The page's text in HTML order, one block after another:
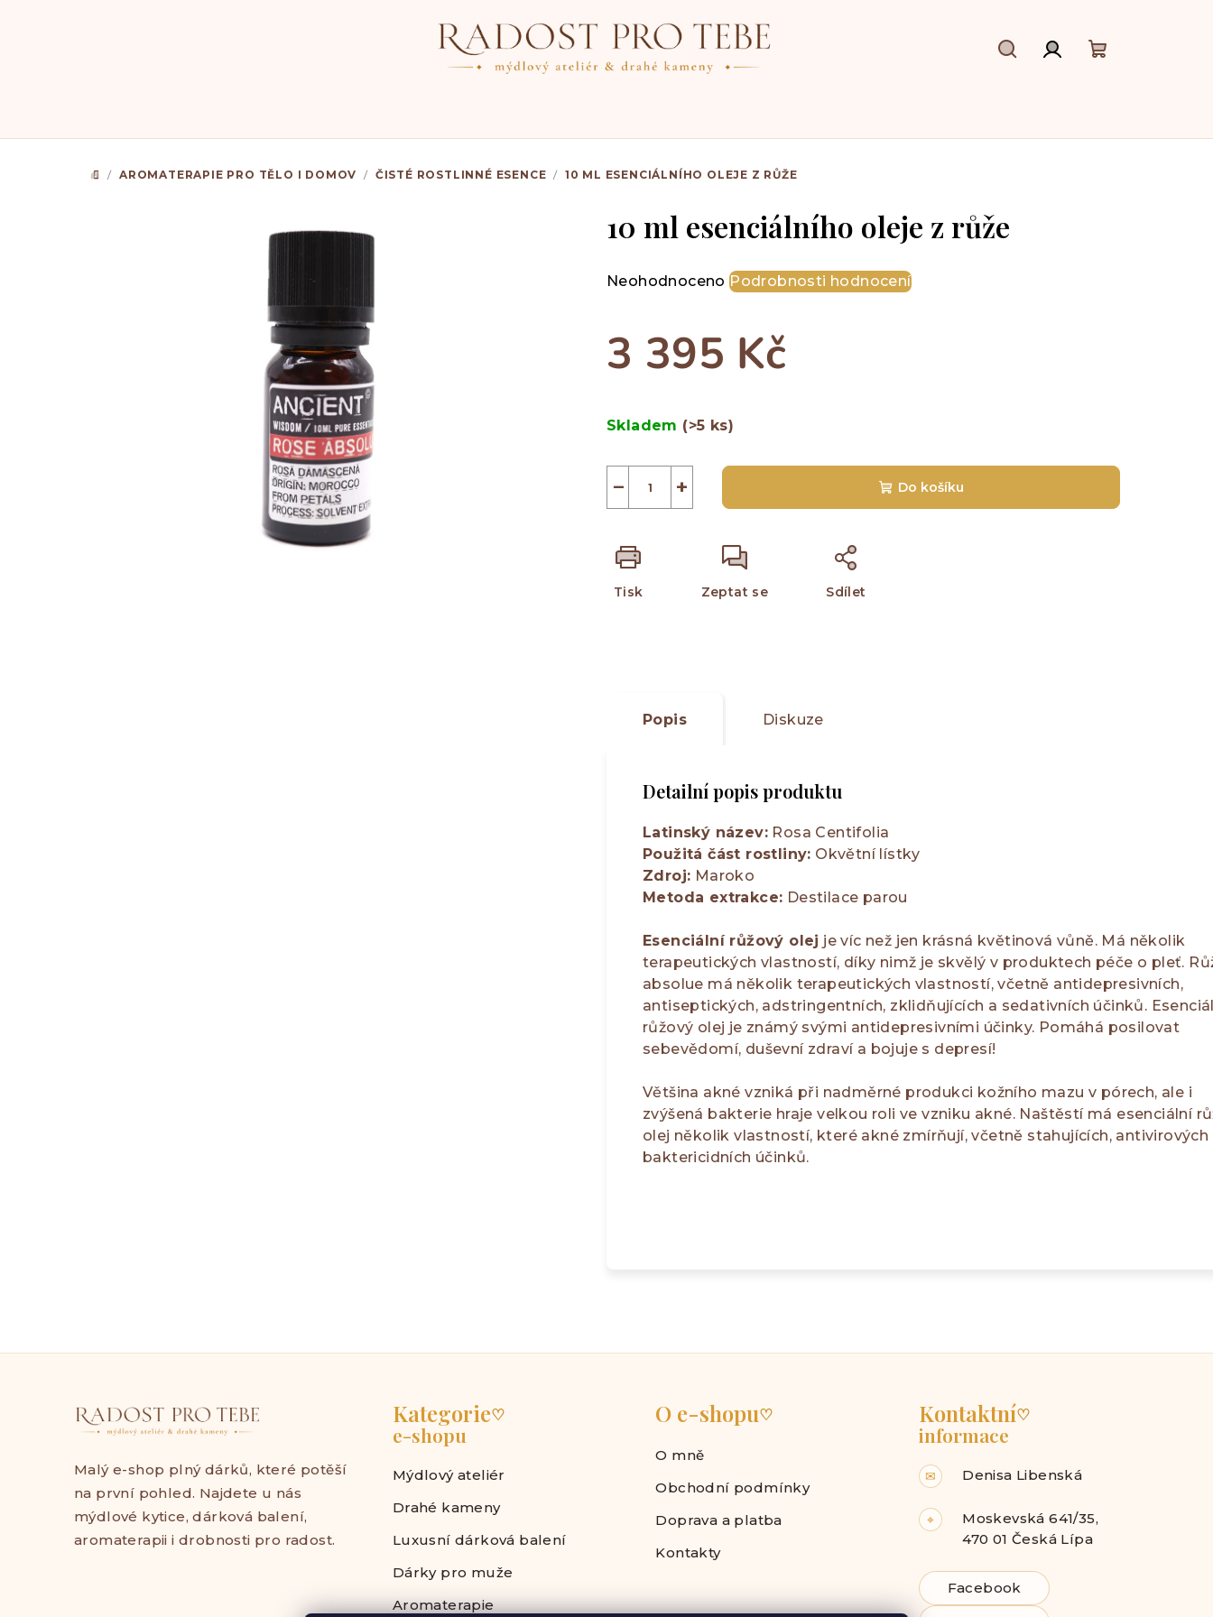
DOMŮ
/ AROMATERAPIE PRO TĚLO I DOMOV / ČISTÉ ROSTLINNÉ ESENCE / 10 ML ESENCIÁLNÍHO OLEJE Z RŮŽE
10 ml esenciálního oleje z růže
Průměrné
je
0,0
hvězdiček.
Neohodnoceno Podrobnosti hodnocení
3 395 Kč
cena:
Skladem (>5 ks)
+
− Do košíku
Tisk Zeptat se Sdílet
Popis Diskuze
Detailní popis produktu
Latinský název: Rosa Centifolia
Použitá část rostliny: Okvětní lístky
Zdroj: Maroko
Metoda extrakce: Destilace parou
Esenciální růžový olej je víc než jen krásná květinová vůně. Má několik
terapeutických vlastností, díky nimž je skvělý v produktech péče o pleť.
absolue má několik terapeutických vlastností, včetně antidepresivních,
antiseptických, adstringentních, zklidňujících a sedativních účinků.
růžový olej je známý svými antidepresivními účinky. Pomáhá posilovat
sebevědomí, duševní zdraví a bojuje s depresí!
Většina akné vzniká při nadměrné produkci kožního mazu v pórech, ale i
zvýšená bakterie hraje velkou roli ve vzniku akné. Naštěstí má esenciální
olej několik vlastností, které akné zmírňují, včetně stahujících, antivirových
baktericidních účinků.
Malý e-shop plný dárků, které potěší
na první pohled. Najdete u nás
mýdlové kytice, dárková balení,
aromaterapii i drobnosti pro radost.
Kategorie♡
e-shopu
Mýdlový ateliér
Drahé kameny
Luxusní dárková balení
Dárky pro muže
Aromaterapie
O e-shopu♡
O mně
Obchodní podmínky
Doprava a platba
Kontakty
Kontaktní♡
informace
✉ Denisa Libenská
⌖
Moskevská 641/35,
470 01 Česká Lípa
Facebook